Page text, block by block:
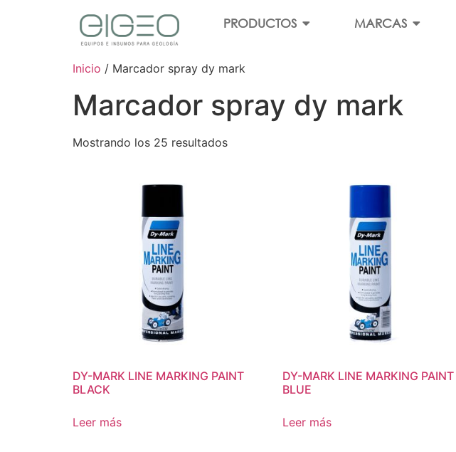
PRODUCTOS MARCAS
Inicio / Marcador spray dy mark
Marcador spray dy mark
Mostrando los 25 resultados
DY-MARK LINE MARKING PAINT
BLACK
Leer más
DY-MARK LINE MARKING PAINT
BLUE
Leer más